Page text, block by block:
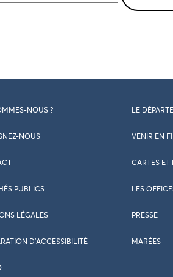
NOUS ? LE
NOUS VENIR EN
CARTES ET
PUBLICS LES
LÉGALES PRESSE
D’ACCESSIBILITÉ MARÉES